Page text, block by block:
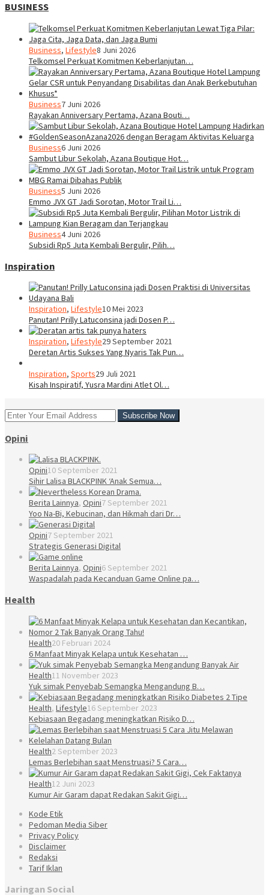
BUSINESS
Business, Lifestyle8 Juni 2026
Telkomsel Perkuat Komitmen Keberlanjutan…
Business7 Juni 2026
Rayakan Anniversary Pertama, Azana Bouti…
Business6 Juni 2026
Sambut Libur Sekolah, Azana Boutique Hot…
Business5 Juni 2026
Emmo JVX GT Jadi Sorotan, Motor Trail Li…
Business4 Juni 2026
Subsidi Rp5 Juta Kembali Bergulir, Pilih…
Inspiration
Inspiration, Lifestyle10 Mei 2023
Panutan! Prilly Latuconsina jadi Dosen P…
Inspiration, Lifestyle29 September 2021
Deretan Artis Sukses Yang Nyaris Tak Pun…
Inspiration, Sports29 Juli 2021
Kisah Inspiratif, Yusra Mardini Atlet Ol…
Opini
Opini10 September 2021
Sihir Lalisa BLACKPINK ‘Anak Semua…
Berita Lainnya, Opini7 September 2021
Yoo Na-Bi, Kebucinan, dan Hikmah dari Dr…
Opini7 September 2021
Strategis Generasi Digital
Berita Lainnya, Opini6 September 2021
Waspadalah pada Kecanduan Game Online pa…
Health
Health20 Februari 2024
6 Manfaat Minyak Kelapa untuk Kesehatan …
Health11 November 2023
Yuk simak Penyebab Semangka Mengandung B…
Health, Lifestyle16 September 2023
Kebiasaan Begadang meningkatkan Risiko D…
Health2 September 2023
Lemas Berlebihan saat Menstruasi? 5 Cara…
Health12 Juni 2023
Kumur Air Garam dapat Redakan Sakit Gigi…
Kode Etik
Pedoman Media Siber
Privacy Policy
Disclaimer
Redaksi
Tarif Iklan
Jaringan Social